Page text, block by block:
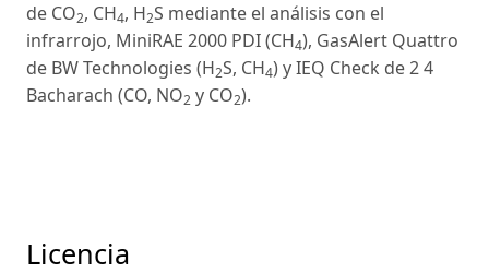
de CO2, CH4, H2S mediante el análisis con el
infrarrojo, MiniRAE 2000 PDI (CH4), GasAlert Quattro
de BW Technologies (H2S, CH4) y IEQ Check de 2 4
Bacharach (CO, NO2 y CO2).
Licencia